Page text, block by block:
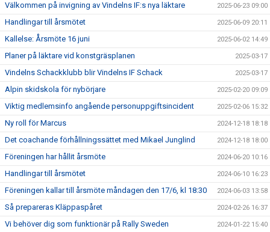
Välkommen på invigning av Vindelns IF:s nya läktare 2025-06-23 09:00
Handlingar till årsmötet 2025-06-09 20:11
Kallelse: Årsmöte 16 juni 2025-06-02 14:49
Planer på läktare vid konstgräsplanen 2025-03-17
Vindelns Schackklubb blir Vindelns IF Schack 2025-03-17
Alpin skidskola för nybörjare 2025-02-20 09:09
Viktig medlemsinfo angående personuppgiftsincident 2025-02-06 15:32
Ny roll för Marcus 2024-12-18 18:18
Det coachande förhållningssättet med Mikael Junglind 2024-12-18 18:00
Föreningen har hållit årsmöte 2024-06-20 10:16
Handlingar till årsmötet 2024-06-10 16:23
Föreningen kallar till årsmöte måndagen den 17/6, kl 18:30 2024-06-03 13:58
Så prepareras Kläppaspåret 2024-02-26 16:37
Vi behöver dig som funktionär på Rally Sweden 2024-01-22 15:40